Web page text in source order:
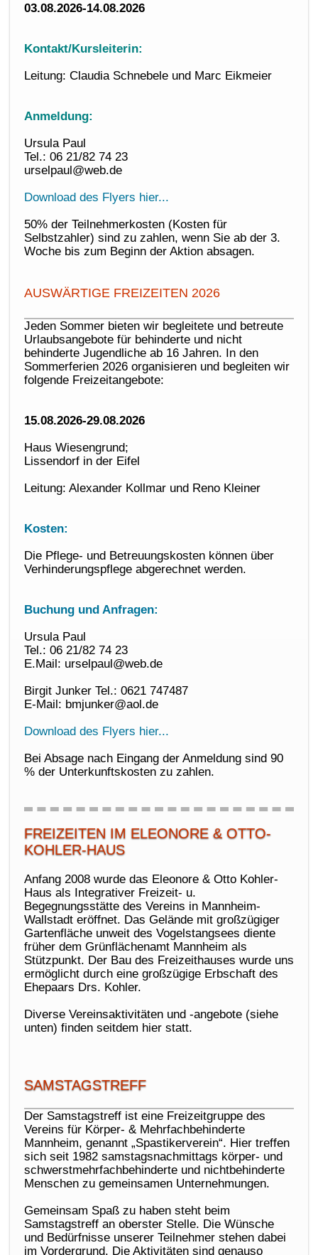
03.08.2026-14.08.2026
Kontakt/Kursleiterin:
Leitung: Claudia Schnebele und Marc Eikmeier
Anmeldung:
Ursula Paul
Tel.: 06 21/82 74 23
urselpaul@web.de
Download des Flyers hier...
50% der Teilnehmerkosten (Kosten für
Selbstzahler) sind zu zahlen, wenn Sie ab der 3.
Woche bis zum Beginn der Aktion absagen.
AUSWÄRTIGE FREIZEITEN 2026
Jeden Sommer bieten wir begleitete und betreute
Urlaubsangebote für behinderte und nicht
behinderte Jugendliche ab 16 Jahren. In den
Sommerferien 2026 organisieren und begleiten wir
folgende Freizeitangebote:
15.08.2026-29.08.2026
Haus Wiesengrund;
Lissendorf in der Eifel
Leitung: Alexander Kollmar und Reno Kleiner
Kosten:
Die Pflege- und Betreuungskosten können über
Verhinderungspflege abgerechnet werden.
Buchung und Anfragen:
Ursula Paul
Tel.: 06 21/82 74 23
E.Mail: urselpaul@web.de
Birgit Junker Tel.: 0621 747487
E-Mail: bmjunker@aol.de
Download des Flyers hier...
Bei Absage nach Eingang der Anmeldung sind 90
% der Unterkunftskosten zu zahlen.
FREIZEITEN IM ELEONORE & OTTO-
KOHLER-HAUS
Anfang 2008 wurde das Eleonore & Otto Kohler-
Haus als Integrativer Freizeit- u.
Begegnungsstätte des Vereins in Mannheim-
Wallstadt eröffnet. Das Gelände mit großzügiger
Gartenfläche unweit des Vogelstangsees diente
früher dem Grünflächenamt Mannheim als
Stützpunkt. Der Bau des Freizeithauses wurde uns
ermöglicht durch eine großzügige Erbschaft des
Ehepaars Drs. Kohler.
Diverse Vereinsaktivitäten und -angebote (siehe
unten) finden seitdem hier statt.
SAMSTAGSTREFF
Der Samstagstreff ist eine Freizeitgruppe des
Vereins für Körper- & Mehrfachbehinderte
Mannheim, genannt „Spastikerverein“. Hier treffen
sich seit 1982 samstagsnachmittags körper- und
schwerstmehrfachbehinderte und nichtbehinderte
Menschen zu gemeinsamen Unternehmungen.
Gemeinsam Spaß zu haben steht beim
Samstagstreff an oberster Stelle. Die Wünsche
und Bedürfnisse unserer Teilnehmer stehen dabei
im Vordergrund. Die Aktivitäten sind genauso